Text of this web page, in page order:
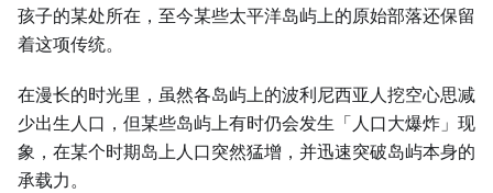
孩子的某处所在，至今某些太平洋岛屿上的原始部落还保留
着这项传统。
在漫长的时光里，虽然各岛屿上的波利尼西亚人挖空心思减
少出生人口，但某些岛屿上有时仍会发生「人口大爆炸」现
象，在某个时期岛上人口突然猛增，并迅速突破岛屿本身的
承载力。